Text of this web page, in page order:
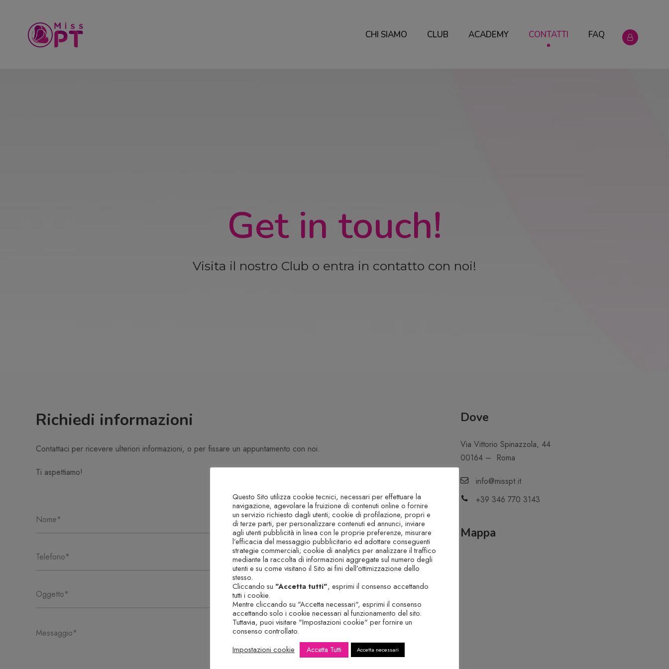
CHI SIAMO CLUB ACADEMY CONTATTI FAQ
Get in touch!
Visita il nostro Club o entra in contatto con noi!
Richiedi informazioni
Contattaci per ricevere ulteriori informazioni, o per fissare un appuntamento con noi.
Ti aspettiamo!
Dove
Via Vittorio Spinazzola, 44
00164 – Roma
info@misspt.it
+39 346 770 3143
Mappa
Questo Sito utilizza cookie tecnici, necessari per effettuare la
navigazione, agevolare la fruizione di contenuti online o fornire
un servizio richiesto dagli utenti; cookie di profilazione, propri e
di terze parti, per personalizzare contenuti ed annunci, inviare
agli utenti pubblicità in linea con le proprie preferenze, misurare
l’efficacia del messaggio pubblicitario ed adottare conseguenti
strategie commerciali; cookie di analytics per analizzare il traffico
mediante la raccolta di informazioni aggregate sul numero degli
utenti e su come visitano il Sito ai fini dell’ottimizzazione dello
stesso.
Cliccando su "Accetta tutti", esprimi il consenso accettando
tutti i cookie.
Mentre cliccando su "Accetta necessari", esprimi il consenso
accettando solo i cookie necessari al funzionamento del sito.
Tuttavia, puoi visitare "Impostazioni cookie" per fornire un
consenso controllato.
Impostazioni cookie
Accetta Tutti Accetta necessari